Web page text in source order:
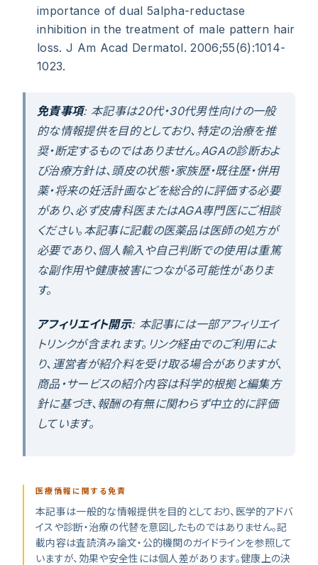
importance of dual 5alpha-reductase
inhibition in the treatment of male pattern hair
loss. J Am Acad Dermatol. 2006;55(6):1014-
1023.
免責事項: 本記事は20代・30代男性向けの一般
的な情報提供を目的としており、特定の治療を推
奨・断定するものではありません。AGAの診断およ
び治療方針は、頭皮の状態・家族歴・既往歴・併用
薬・将来の妊活計画などを総合的に評価する必要
があり、必ず皮膚科医またはAGA専門医にご相談
ください。本記事に記載の医薬品は医師の処方が
必要であり、個人輸入や自己判断での使用は重篤
な副作用や健康被害につながる可能性がありま
す。
アフィリエイト開示: 本記事には一部アフィリエイ
トリンクが含まれます。リンク経由でのご利用によ
り、運営者が紹介料を受け取る場合がありますが、
商品・サービスの紹介内容は科学的根拠と編集方
針に基づき、報酬の有無に関わらず中立的に評価
しています。
医療情報に関する免責
本記事は一般的な情報提供を目的としており、医学的アドバ
イスや診断・治療の代替を意図したものではありません。記
載内容は査読済み論文・公的機関のガイドラインを参照して
いますが、効果や安全性には個人差があります。健康上の決